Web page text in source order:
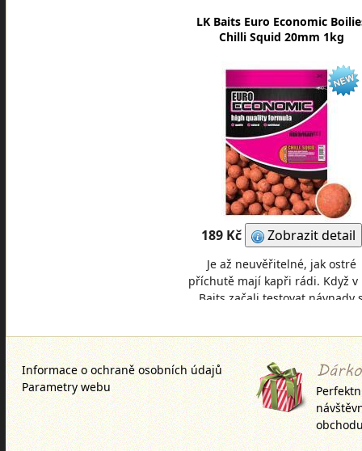
LK Baits Euro Economic
Chilli Squid 20mm 1kg
189 Kč Zobrazit detail
Je až neuvěřitelné, jak ostré
příchutě mají kapři rádi. Když v
Baits začali testovat návnady
Informace o ochraně osobních údajů
Parametry webu